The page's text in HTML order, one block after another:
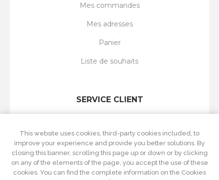
Mes commandes
Mes adresses
Panier
Liste de souhaits
SERVICE CLIENT
Nouveautés
Récemment vus
Comparer les produits
This website uses cookies, third-party cookies included, to
improve your experience and provide you better solutions. By
closing this banner, scrolling this page up or down or by clicking
on any of the elements of the page, you accept the use of these
cookies. You can find the complete information on the Cookies